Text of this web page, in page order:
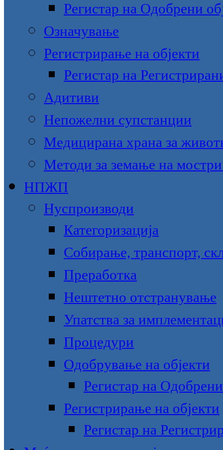
Регистар на Одобрени
Означување
Регистрирање на објекти
Регистар на
Адитиви
Непожелни супстанции
Медицирана храна за
Методи за земање на
НПЖП
Нуспроизводи
Категоризација
Собирање, транспорт,
Преработка
Нештетно отстранување
Упатства за
Процедури
Одобрување на објекти
Регистар на
Регистрирање на објекти
Регистар на